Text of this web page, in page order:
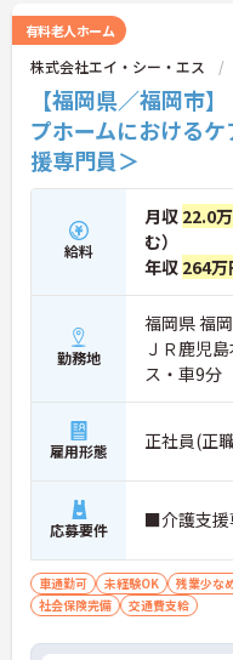
有料老人ホーム
株式会社エイ・シー・エス
【福岡県／福岡市
プホームにおける
援専門員＞
給料
月収 22.0
む）
年収 264
勤務地
福岡県 福
ＪＲ鹿児
ス・車9分
雇用形態 正社員(正
応募要件 ■介護支援
車通勤可 未経験OK 残業少な
社会保険完備
交通費支給